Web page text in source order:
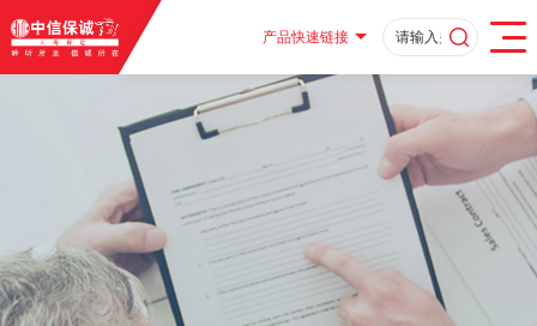
产品快速链接